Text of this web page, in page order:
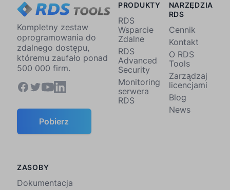
Kompletny zestaw
oprogramowania do
zdalnego dostępu,
któremu zaufało ponad
500 000 firm.
Pobierz
PRODUKTY
RDS
Wsparcie
Zdalne
RDS
Advanced
Security
Monitoring
serwera
RDS
ZASOBY
Dokumentacja
NARZĘDZIA
RDS
Cennik
Kontakt
O RDS
Tools
Zarządzaj
licencjami
Blog
News